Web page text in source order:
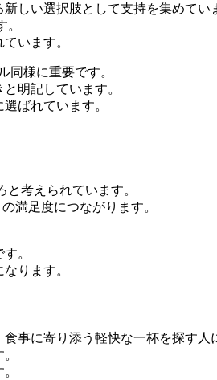
しい選択肢として支持を集めてい
います。
同様に重要です。
明記しています。
ばれています。
考えられています。
満足度につながります。
。
ります。
事に寄り添う軽快な一杯を探す人